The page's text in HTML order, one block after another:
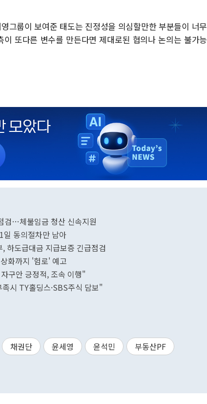
그룹이 보여준 태도는 진정성을 의심할만한 부분들이 너무
또다른 변수를 만든다면 제대로된 협의나 논의는 불가능
검…체불임금 청산 신속지원
동의절차만 남아
하도급대금 지급보증 긴급점검
화까지 '험로' 예고
구안 긍정적, 조속 이행"
시 TY홀딩스·SBS주식 담보"
채권단 윤세영 윤석민 부동산PF